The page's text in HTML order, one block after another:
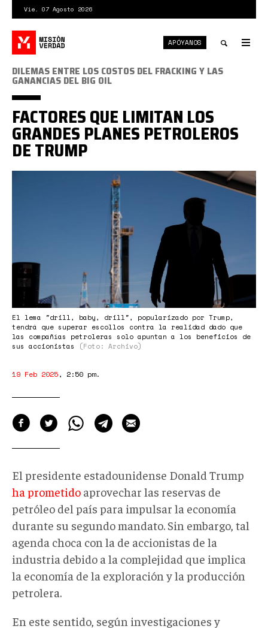
contenido
principal
Vie. 07 Agosto 2026
APÓYANOS
El lema "drill, baby, drill", popularizado por Trump,
tendrá que superar escollos contra la realidad dado que
las compañías petroleras solo apuntan a los beneficios de
sus accionistas
(Foto: Archivo)
DILEMAS ENTRE LOS COSTOS DEL FRACKING Y LAS
GANANCIAS DEL BIG OIL
FACTORES QUE LIMITAN LOS
GRANDES PLANES PETROLEROS
DE TRUMP
19 Feb 2025, 2:50 pm.
El presidente estadounidense Donald Trump
ha prometido aprovechar las reservas de
petróleo del país para impulsar la economía
durante su segundo mandato. Sin embargo, tal
agenda choca con la de accionistas de la
industria debido a la complejidad que implica
la economía de la exploración y la producción
petrolera.
En este sentido, según investigaciones y